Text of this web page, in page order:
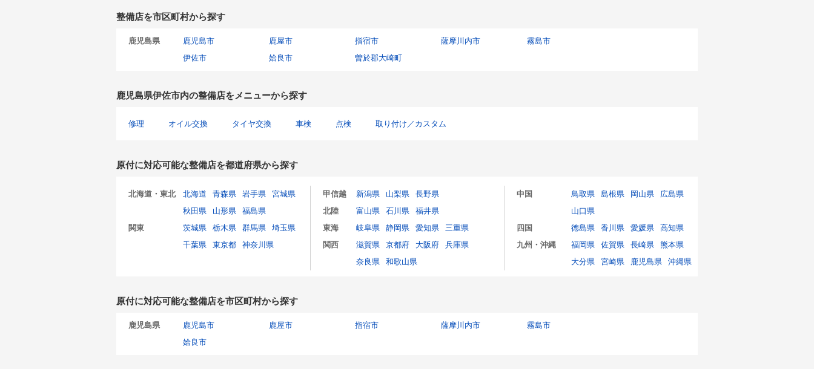
整備店を市区町村から探す
鹿児島県 鹿児島市 鹿屋市 指宿市 薩摩川内市
霧島市
伊佐市
姶良市 曽於郡大崎町
鹿児島県伊佐市内の整備店をメニューから探す
修理 オイル交換 タイヤ交換 車検 点検 取り付け／カスタム
原付に対応可能な整備店を都道府県から探す
北海道・東北 北海道 青森県 岩手県
宮城県
秋田県
山形県
福島県
関東
茨城県 栃木県 群馬県
埼玉県
千葉県
東京都 神奈川県
甲信越 新潟県 山梨県
長野県
北陸
富山県 石川県
福井県
東海
岐阜県 静岡県 愛知県
三重県
関西
滋賀県 京都府 大阪府
兵庫県
奈良県
和歌山県
中国 鳥取県 島根県 岡山県
広島県
山口県
四国
徳島県 香川県 愛媛県
高知県
九州・沖縄
福岡県 佐賀県 長崎県
熊本県
大分県
宮崎県 鹿児島県 沖縄県
原付に対応可能な整備店を市区町村から探す
鹿児島県 鹿児島市 鹿屋市 指宿市 薩摩川内市
霧島市
姶良市